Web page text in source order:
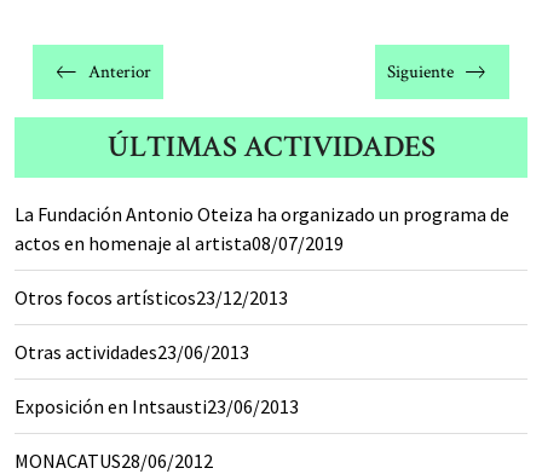
entradas
Anterior Siguiente
ÚLTIMAS ACTIVIDADES
La Fundación Antonio Oteiza ha organizado un programa de
actos en homenaje al artista08/07/2019
Otros focos artísticos23/12/2013
Otras actividades23/06/2013
Exposición en Intsausti23/06/2013
MONACATUS28/06/2012